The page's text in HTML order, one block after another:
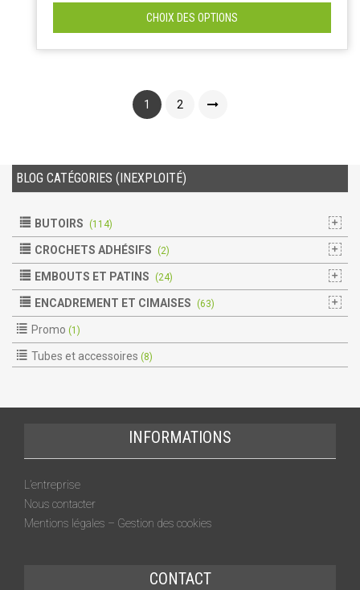
CHOIX DES OPTIONS
1 2
BLOG CATÉGORIES (INEXPLOITÉ)
BUTOIRS (114)
CROCHETS ADHÉSIFS (2)
EMBOUTS ET PATINS (24)
ENCADREMENT ET CIMAISES (63)
Promo (1)
Tubes et accessoires (8)
INFORMATIONS
L’entreprise
Nous contacter
Mentions légales – Gestion des cookies
CONTACT